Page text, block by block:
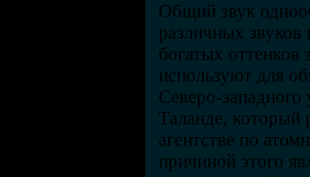
Общий звук
различных звуков
богатых оттенков
используют для
Северо-
Таланде, который
агентстве по
причиной этого